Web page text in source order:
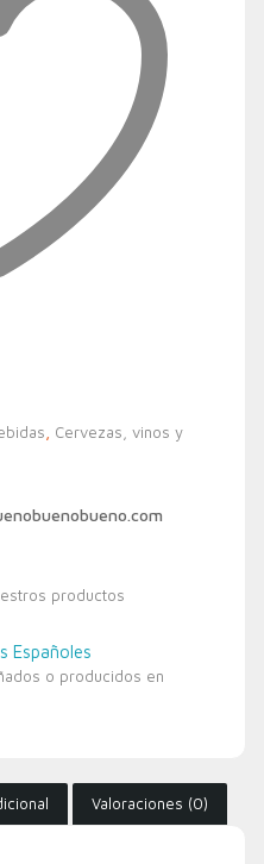
Cervezas, vinos y
productos
Españoles
o producidos en
Valoraciones (0)